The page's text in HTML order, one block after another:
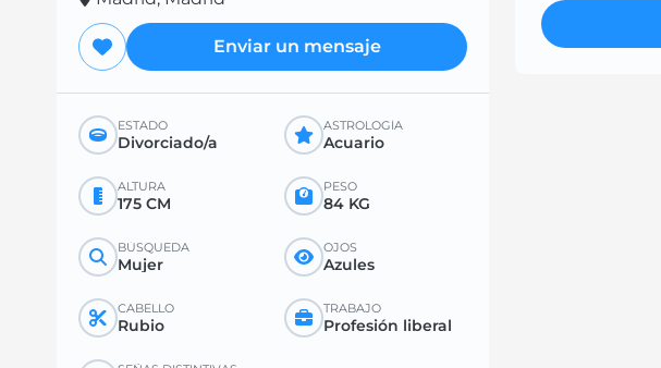
Enviar un mensaje
ESTADO
Divorciado/a
ASTROLOGÍA
Acuario
ALTURA
175 CM
PESO
84 KG
BÚSQUEDA
Mujer
OJOS
Azules
CABELLO
Rubio
TRABAJO
Profesión liberal